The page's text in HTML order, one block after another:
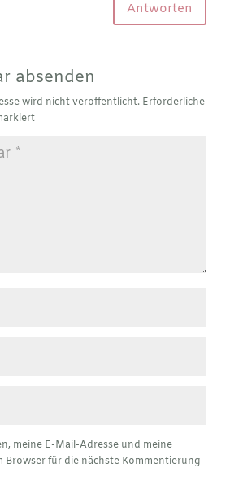
Antworten
absenden
wird nicht veröffentlicht. Erforderliche
meine E-Mail-Adresse und meine
Browser für die nächste Kommentierung